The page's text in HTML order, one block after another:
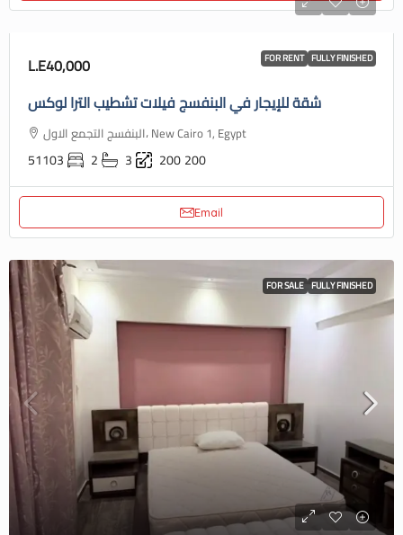
FOR RENT FULLY FINISHED
L.E40,000
شقة للإيجار في البنفسج فيلات تشطيب الترا لوكس
البنفسج التجمع الاول، New Cairo 1, Egypt
51103 2 3 200200
Email
FOR SALE FULLY FINISHED